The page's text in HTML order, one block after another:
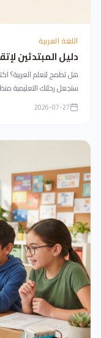
اللغة العربية
دليل المبتدئين
هل تطمح لتعلم العربية؟
ستجعل رحلتك التعليمية
2026-07-27